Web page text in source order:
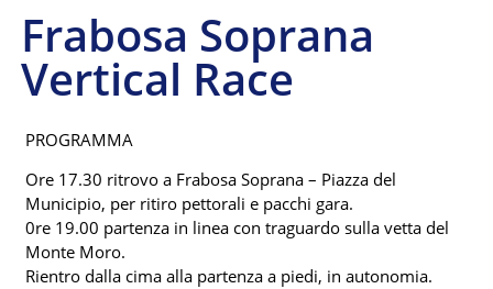
Frabosa Soprana
Vertical Race
PROGRAMMA
Ore 17.30 ritrovo a Frabosa Soprana – Piazza del
Municipio, per ritiro pettorali e pacchi gara.
0re 19.00 partenza in linea con traguardo sulla vetta del
Monte Moro.
Rientro dalla cima alla partenza a piedi, in autonomia.